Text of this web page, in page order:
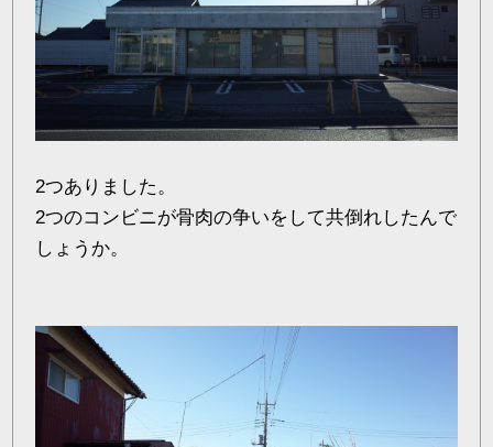
2つありました。
2つのコンビニが骨肉の争いをして共倒れしたんで
しょうか。